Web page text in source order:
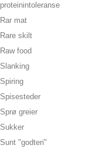
proteinintoleranse
Rar mat
Rare skilt
Raw food
Slanking
Spiring
Spisesteder
Sprø greier
Sukker
Sunt "godteri"